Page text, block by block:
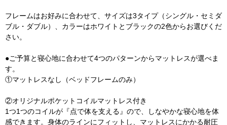
フレームはお好みに合わせて、サイズは3タイプ（シングル・セミダ
ブル・ダブル）、カラーはホワイトとブラックの2色からお選びくだ
さい。
●ご予算と寝心地に合わせて4つのパターンからマットレスが選べま
す。
①マットレスなし（ベッドフレームのみ）
②オリジナルポケットコイルマットレス付き
1つ1つのコイルが『点で体を支える』ので、しなやかな寝心地を体
感できます。身体のラインにフィットし、マットレスにかかる耐圧